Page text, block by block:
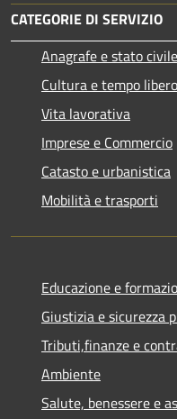
CATEGORIE DI SERVIZIO
Anagrafe e stato civile
Cultura e tempo libero
Vita lavorativa
Imprese e Commercio
Catasto e urbanistica
Mobilità e trasporti
Educazione e
Giustizia e sicurezza
Tributi,finanze e
Ambiente
Salute, benessere e